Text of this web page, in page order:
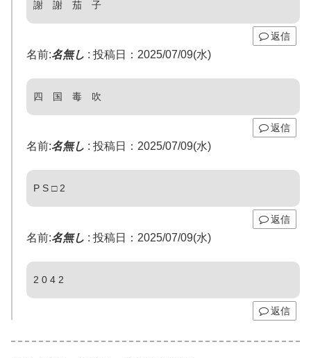
謝 謝 茄 子
返信
名前:名無し : 投稿日：2025/07/09(水)
四 国 毒 吹
返信
名前:名無し : 投稿日：2025/07/09(水)
P S □ 2
返信
名前:名無し : 投稿日：2025/07/09(水)
2 0 4 2
返信